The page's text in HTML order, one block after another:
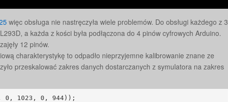
więc obsługa nie nastręczyła wiele problemów. Do obsługi każdego z 3
a każda z kości była podłączona do 4 pinów cyfrowych Arduino.
12 pinów.
charakterystykę to odpadło nieprzyjemne kalibrowanie znane ze
przeskalować zakres danych dostarczanych z symulatora na zakres
0, 1023, 0, 944));